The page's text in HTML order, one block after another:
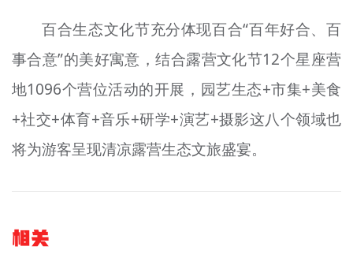
百合生态文化节充分体现百合“百年好合、百
事合意”的美好寓意，结合露营文化节12个星座营
地1096个营位活动的开展，园艺生态+市集+美食
+社交+体育+音乐+研学+演艺+摄影这八个领域也
将为游客呈现清凉露营生态文旅盛宴。
相关